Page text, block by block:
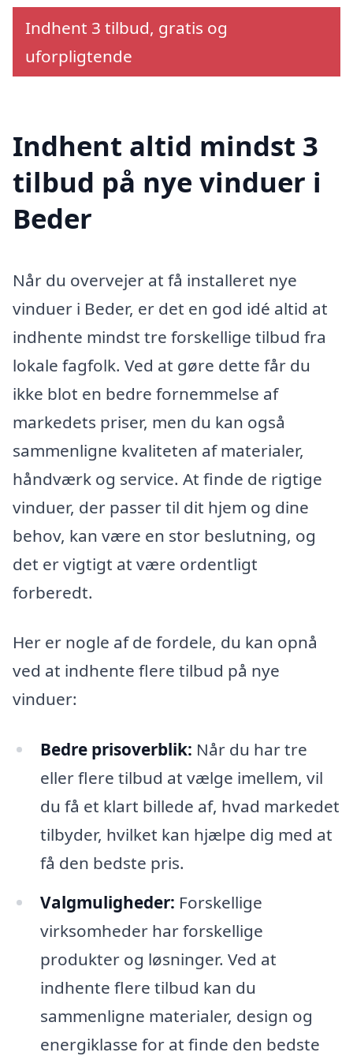
Indhent 3 tilbud, gratis og
uforpligtende
Indhent altid mindst 3
tilbud på nye vinduer i
Beder
Når du overvejer at få installeret nye
vinduer i Beder, er det en god idé altid at
indhente mindst tre forskellige tilbud fra
lokale fagfolk. Ved at gøre dette får du
ikke blot en bedre fornemmelse af
markedets priser, men du kan også
sammenligne kvaliteten af materialer,
håndværk og service. At finde de rigtige
vinduer, der passer til dit hjem og dine
behov, kan være en stor beslutning, og
det er vigtigt at være ordentligt
forberedt.
Her er nogle af de fordele, du kan opnå
ved at indhente flere tilbud på nye
vinduer:
Bedre prisoverblik: Når du har tre
eller flere tilbud at vælge imellem, vil
du få et klart billede af, hvad markedet
tilbyder, hvilket kan hjælpe dig med at
få den bedste pris.
Valgmuligheder: Forskellige
virksomheder har forskellige
produkter og løsninger. Ved at
indhente flere tilbud kan du
sammenligne materialer, design og
energiklasse for at finde den bedste